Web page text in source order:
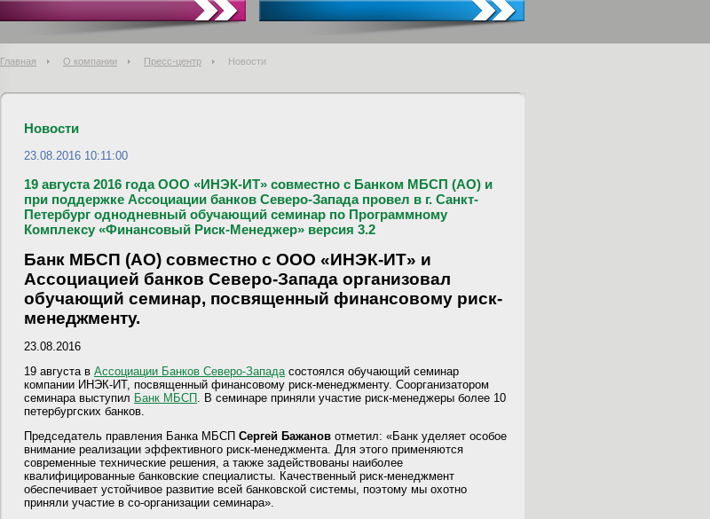
Главная О компании Пресс-центр Новости
Новости
23.08.2016 10:11:00
19 августа 2016 года ООО «ИНЭК-ИТ» совместно с Банком МБСП (АО) и
при поддержке Ассоциации банков Северо-Запада провел в г. Санкт-
Петербург однодневный обучающий семинар по Программному
Комплексу «Финансовый Риск-Менеджер» версия 3.2
Банк МБСП (АО) совместно с ООО «ИНЭК-ИТ» и
Ассоциацией банков Северо-Запада организовал
обучающий семинар, посвященный финансовому риск-
менеджменту.
23.08.2016
19 августа в Ассоциации Банков Северо-Запада состоялся обучающий семинар
компании ИНЭК-ИТ, посвященный финансовому риск-менеджменту. Соорганизатором
семинара выступил Банк МБСП
. В семинаре приняли участие риск-менеджеры более 10
петербургских банков.
Председатель правления Банка МБСП Сергей Бажанов отметил: «Банк уделяет особое
внимание реализации эффективного риск-менеджмента. Для этого применяются
современные технические решения, а также задействованы наиболее
квалифицированные банковские специалисты. Качественный риск-менеджмент
обеспечивает устойчивое развитие всей банковской системы, поэтому мы охотно
приняли участие в со-организации семинара».